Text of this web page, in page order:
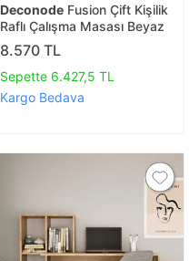
Deconode Fusion Çift Kişilik
Raflı Çalışma Masası Beyaz
8.570 TL
Sepette 6.427,5 TL
Kargo Bedava